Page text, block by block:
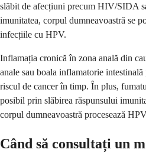
slăbit de afecțiuni precum HIV/SIDA
imunitatea, corpul dumneavoastră se
infecțiile cu HPV.
Inflamația cronică în zona anală din
anale sau boala inflamatorie
riscul de cancer în timp. În plus,
posibil prin slăbirea răspunsului
corpul dumneavoastră procesează
Când să consultați un